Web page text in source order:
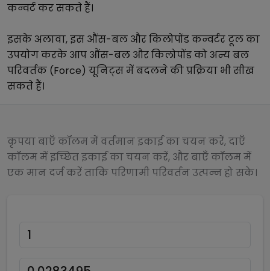
कन्वर्ट कर सकते हैं।
इसके अलावा, इस औंस-बल औरकिलोपोंडकन्वर्टर टूल का
उपयोग करके आप औंस-बल औरकिलोपोंडको अन्यबल
परिवर्तक (Force) यूनिट्स में बदलने की प्रक्रिया भी सीख
सकते हैं।
कृपया बाएँ कॉलम में वर्तमान इकाई का चयन करें, दाएँ
कॉलम में इच्छित इकाई का चयन करें, और बाएँ कॉलम में
एक मान दर्ज करें ताकि परिणामी परिवर्तन उत्पन्न हो सके।